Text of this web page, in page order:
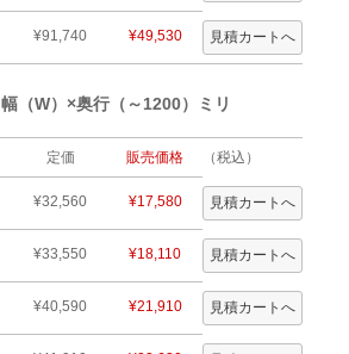
¥91,740 ¥49,530
幅（W）×奥行（～1200）ミリ
定価 販売価格 （税込）
¥32,560 ¥17,580
¥33,550 ¥18,110
¥40,590 ¥21,910